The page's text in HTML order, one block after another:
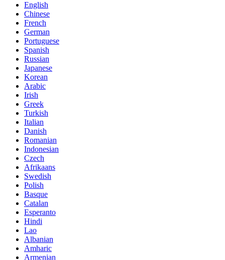
English
Chinese
French
German
Portuguese
Spanish
Russian
Japanese
Korean
Arabic
Irish
Greek
Turkish
Italian
Danish
Romanian
Indonesian
Czech
Afrikaans
Swedish
Polish
Basque
Catalan
Esperanto
Hindi
Lao
Albanian
Amharic
Armenian